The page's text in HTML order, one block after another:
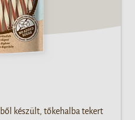
készült, tőkehalba tekert